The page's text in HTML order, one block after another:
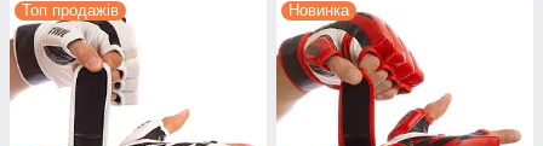
Топ продажів Новинка